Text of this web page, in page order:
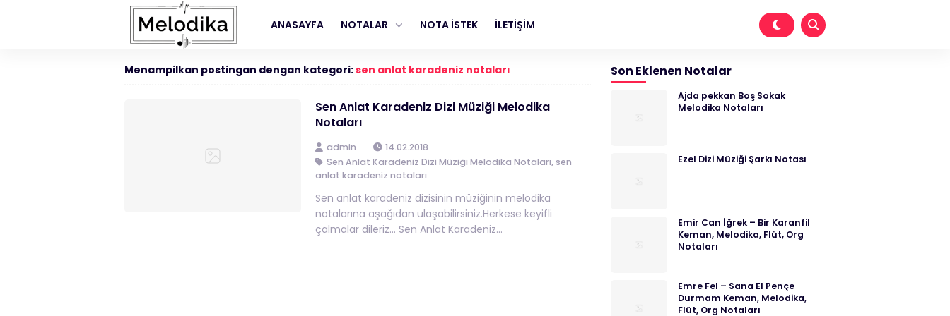
ANASAYFA NOTALAR NOTA İSTEK İLETİŞİM
Menampilkan postingan dengan kategori:sen anlat karadeniz notaları
Sen Anlat Karadeniz Dizi Müziği Melodika
Notaları
admin
14.02.2018
Sen Anlat Karadeniz Dizi Müziği Melodika Notaları, sen
anlat karadeniz notaları
Sen anlat karadeniz dizisinin müziğinin melodika
notalarına aşağıdan ulaşabilirsiniz.Herkese keyifli
çalmalar dileriz… Sen Anlat Karadeniz...
Son Eklenen Notalar
Ajda pekkan Boş Sokak
Melodika Notaları
Ezel Dizi Müziği Şarkı Notası
Emir Can İğrek – Bir Karanfil
Keman, Melodika, Flüt, Org
Notaları
Emre Fel – Sana El Pençe
Durmam Keman, Melodika,
Flüt, Org Notaları